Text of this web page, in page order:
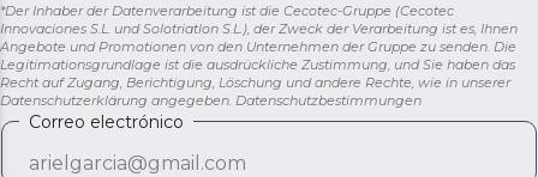
*Der Inhaber der Datenverarbeitung ist die Cecotec-Gruppe (Cecotec
Innovaciones S.L. und Solotriatlon S.L.), der Zweck der Verarbeitung ist es, Ihnen
Angebote und Promotionen von den Unternehmen der Gruppe zu senden. Die
Legitimationsgrundlage ist die ausdrückliche Zustimmung, und Sie haben das
Recht auf Zugang, Berichtigung, Löschung und andere Rechte, wie in unserer
Datenschutzerklärung angegeben. Datenschutzbestimmungen
Correo electrónico